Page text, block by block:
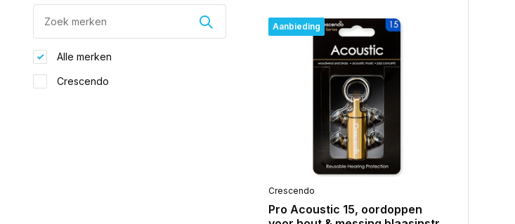
Alle merken
Crescendo
Aanbieding
Crescendo
Pro Acoustic 15, oordoppen